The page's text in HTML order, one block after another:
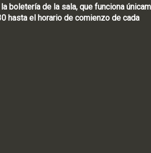
boletería de la sala, que funciona
hasta el horario de comienzo de cada
2] 1950-8565
| CP